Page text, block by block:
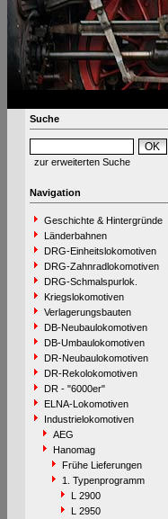
Suche
zur erweiterten Suche
Navigation
Geschichte & Hintergründe
Länderbahnen
DRG-Einheitslokomotiven
DRG-Zahnradlokomotiven
DRG-Schmalspurlok.
Kriegslokomotiven
Verlagerungsbauten
DB-Neubaulokomotiven
DB-Umbaulokomotiven
DR-Neubaulokomotiven
DR-Rekolokomotiven
DR - "6000er"
ELNA-Lokomotiven
Industrielokomotiven
AEG
Hanomag
Frühe Lieferungen
1. Typenprogramm
L 2900
L 2950